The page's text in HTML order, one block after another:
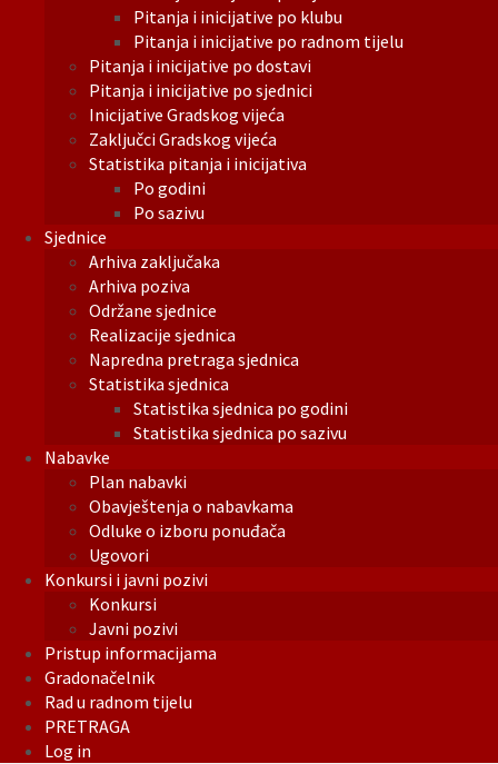
Pitanja i inicijative po klubu
Pitanja i inicijative po radnom tijelu
Pitanja i inicijative po dostavi
Pitanja i inicijative po sjednici
Inicijative Gradskog vijeća
Zaključci Gradskog vijeća
Statistika pitanja i inicijativa
Po godini
Po sazivu
Sjednice
Arhiva zaključaka
Arhiva poziva
Održane sjednice
Realizacije sjednica
Napredna pretraga sjednica
Statistika sjednica
Statistika sjednica po godini
Statistika sjednica po sazivu
Nabavke
Plan nabavki
Obavještenja o nabavkama
Odluke o izboru ponuđača
Ugovori
Konkursi i javni pozivi
Konkursi
Javni pozivi
Pristup informacijama
Gradonačelnik
Rad u radnom tijelu
PRETRAGA
Log in